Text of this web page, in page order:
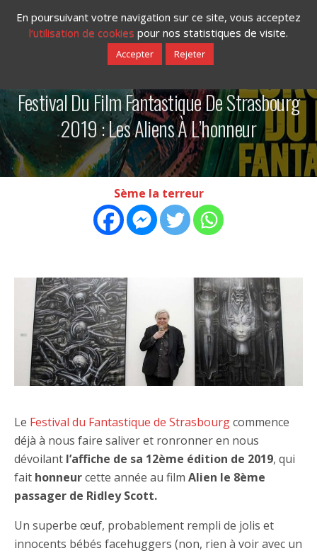
Festival Du Film Fantastique De Strasbourg
2019 : Les Aliens À L’honneur
Sème la terreur
Le Festival du Fantastique de Strasbourgcommence
déjà à nous faire saliver et ronronner en nous
dévoilant l’affiche de sa 12ème édition de 2019, qui
fait honneurcette année au film Alien le 8ème
passager de Ridley Scott.
Un superbe œuf, probablement rempli de jolis et
innocents bébés facehuggers (non, rien à voir avec un
En poursuivant votre navigation sur ce site, vous acceptez
l‘utilisation de cookies pour nos statistiques de visite.
Accepter Rejeter